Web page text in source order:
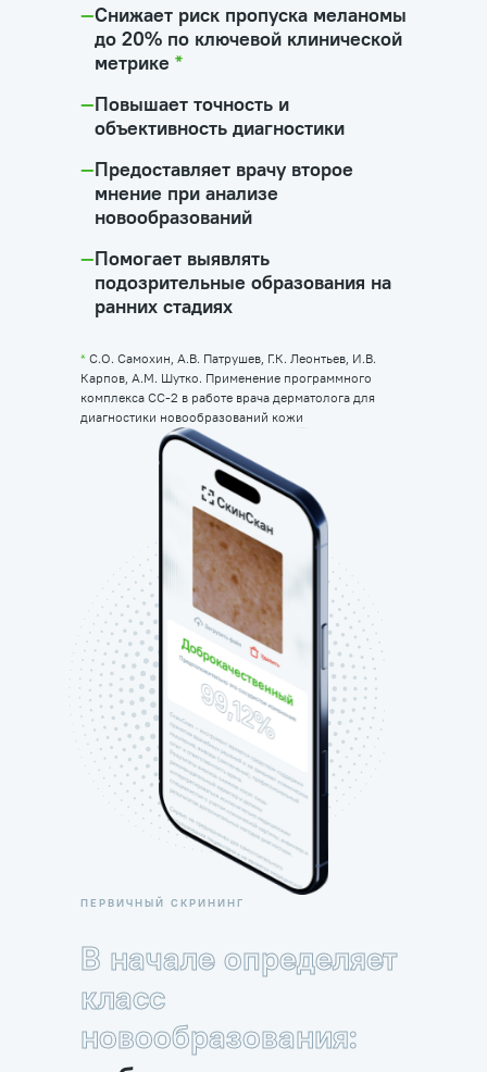
—Снижает риск пропуска меланомы
до 20% по ключевой клинической
метрике *
—Повышает точность и
объективность диагностики
—Предоставляет врачу второе
мнение при анализе
новообразований
—Помогает выявлять
подозрительные образования на
ранних стадиях
* С.О. Самохин, А.В. Патрушев, Г.К. Леонтьев, И.В.
Карпов, А.М. Шутко. Применение программного
комплекса CC-2 в работе врача дерматолога для
диагностики новообразований кожи
ПЕРВИЧНЫЙ СКРИНИНГ
В начале определяет
класс
новообразования: